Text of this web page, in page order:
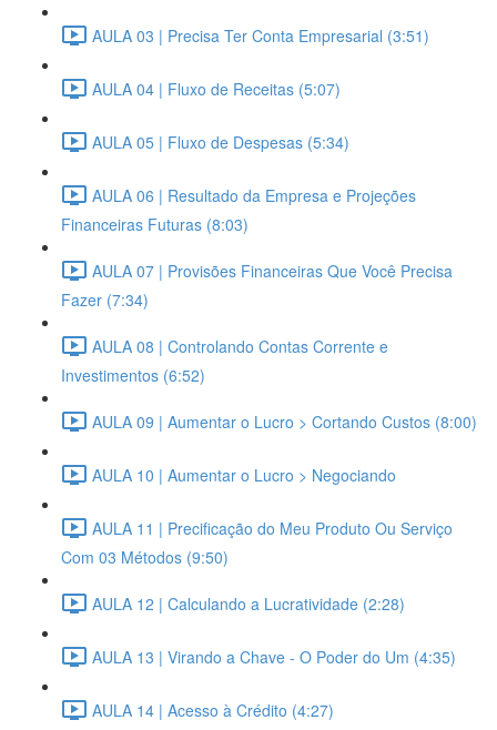
AULA 03 | Precisa Ter Conta Empresarial (3:51)
AULA 04 | Fluxo de Receitas (5:07)
AULA 05 | Fluxo de Despesas (5:34)
AULA 06 | Resultado da Empresa e Projeções
Financeiras Futuras (8:03)
AULA 07 | Provisões Financeiras Que Você Precisa
Fazer (7:34)
AULA 08 | Controlando Contas Corrente e
Investimentos (6:52)
AULA 09 | Aumentar o Lucro > Cortando Custos (8:00)
AULA 10 | Aumentar o Lucro > Negociando
AULA 11 | Precificação do Meu Produto Ou Serviço
Com 03 Métodos (9:50)
AULA 12 | Calculando a Lucratividade (2:28)
AULA 13 | Virando a Chave - O Poder do Um (4:35)
AULA 14 | Acesso à Crédito (4:27)